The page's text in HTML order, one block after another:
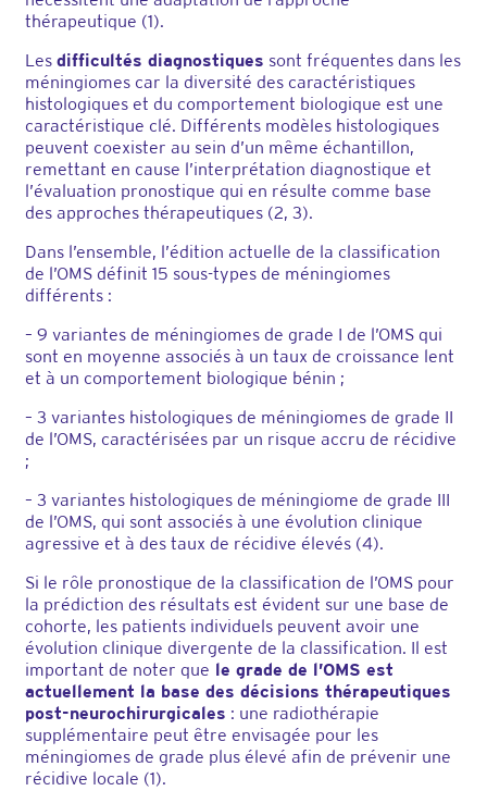
thérapeutique (1).
Les difficultés diagnostiques sont fréquentes dans les
méningiomes car la diversité des caractéristiques
histologiques et du comportement biologique est une
caractéristique clé. Différents modèles histologiques
peuvent coexister au sein d’un même échantillon,
remettant en cause l’interprétation diagnostique et
l’évaluation pronostique qui en résulte comme base
des approches thérapeutiques (2, 3).
Dans l’ensemble, l’édition actuelle de la classification
de l’OMS définit 15 sous-types de méningiomes
différents :
– 9 variantes de méningiomes de grade I de l’OMS qui
sont en moyenne associés à un taux de croissance lent
et à un comportement biologique bénin ;
– 3 variantes histologiques de méningiomes de grade II
de l’OMS, caractérisées par un risque accru de récidive
;
– 3 variantes histologiques de méningiome de grade III
de l’OMS, qui sont associés à une évolution clinique
agressive et à des taux de récidive élevés (4).
Si le rôle pronostique de la classification de l’OMS pour
la prédiction des résultats est évident sur une base de
cohorte, les patients individuels peuvent avoir une
évolution clinique divergente de la classification. Il est
important de noter que le grade de l’OMS est
actuellement la base des décisions thérapeutiques
post-neurochirurgicales : une radiothérapie
supplémentaire peut être envisagée pour les
méningiomes de grade plus élevé afin de prévenir une
récidive locale (1).